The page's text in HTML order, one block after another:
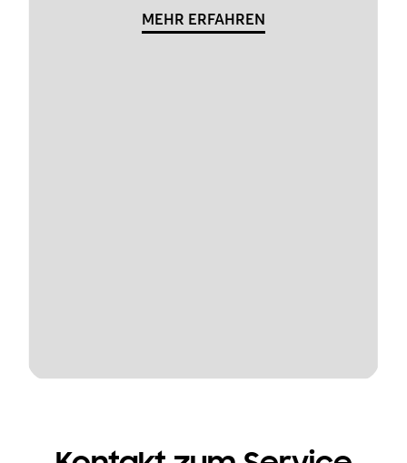
MEHR ERFAHREN